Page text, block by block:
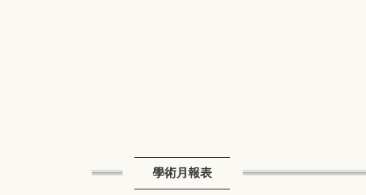
學術月報表